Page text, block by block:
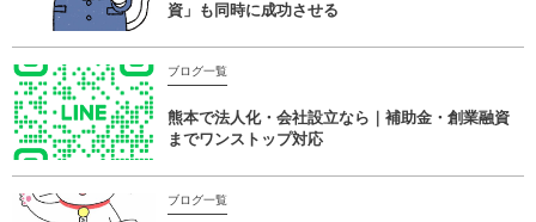
資」も同時に成功させる
ブログ一覧
熊本で法人化・会社設立なら｜補助金・創業融資
までワンストップ対応
ブログ一覧